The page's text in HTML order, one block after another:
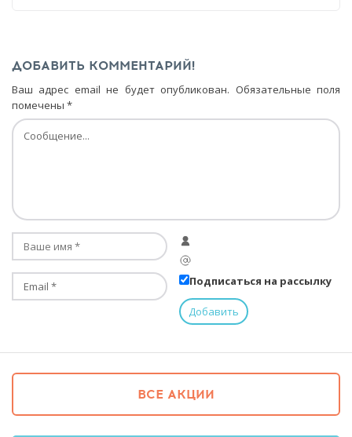
ДОБАВИТЬ КОММЕНТАРИЙ!
Ваш адрес email не будет опубликован. Обязательные поля
помечены *
Подписаться на рассылку
ВСЕ АКЦИИ